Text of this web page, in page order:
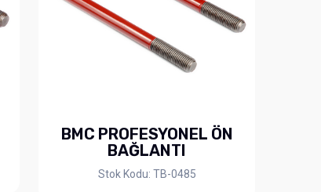
BMC PROFESYONEL ÖN
BAĞLANTI
Stok Kodu: TB-0485